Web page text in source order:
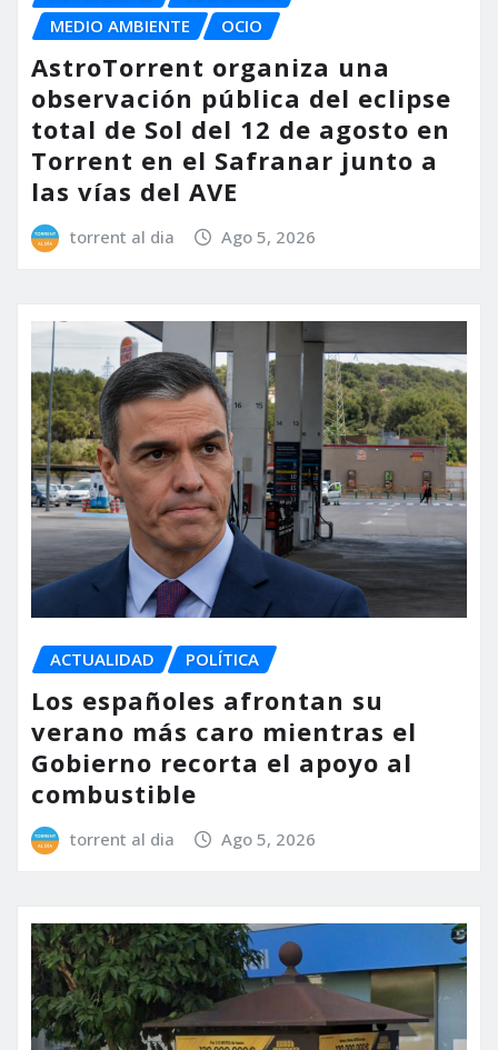
MEDIO AMBIENTE
OCIO
AstroTorrent organiza una
observación pública del eclipse
total de Sol del 12 de agosto en
Torrent en el Safranar junto a
las vías del AVE
torrent al dia Ago 5, 2026
ACTUALIDAD POLÍTICA
Los españoles afrontan su
verano más caro mientras el
Gobierno recorta el apoyo al
combustible
torrent al dia Ago 5, 2026